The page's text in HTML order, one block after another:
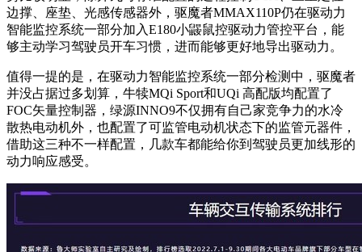
边撑、座垫、光感传感器外，驱魔者MMAX110P仍在驱动力
智能监控系统一部分加入E180小鼹鼠控驱动力管控平台，能
够主动学习驾驶员开车习惯，进而能够更好地导出驱动力。
值得一提的是，在驱动力智能监控系统一部分检测中，驱魔者
并没占据过多划算，牛犊MQi Sport和UQi 高配版均配置了
FOC矢量控制器，绿源INNO9不仅拥有自己家竞争力的水冷
散热电动机外，也配置了可监管电动机状态下的监管元器件，
借助这三种不一样配置，几款车都能给你到驾驶员更加线形的
动力响应感受。